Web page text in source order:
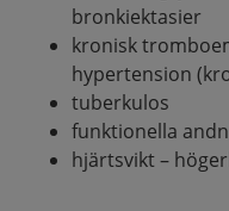
bronkiektasier
kronisk
hypertension
tuberkulos
funktionella
hjärtsvikt –